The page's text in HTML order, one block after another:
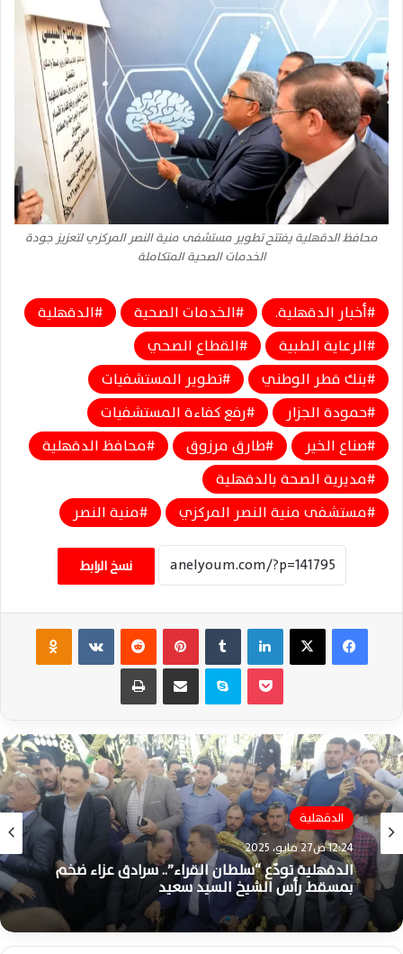
محافظ الدقهلية يفتتح تطوير مستشفى منية النصر المركزي لتعزيز جودة
الخدمات الصحية المتكاملة
أخبار الدقهلية. الخدمات الصحية
الدقهلية
الرعاية الطبية
القطاع الصحي
بنك قطر الوطني
تطوير المستشفيات
حمودة الجزار
رفع كفاءة المستشفيات
صناع الخير
طارق مرزوق
محافظ الدقهلية
مديرية الصحة بالدقهلية
مستشفى منية النصر المركزي
منية النصر
نسخ الرابط
فيسبوك ‫X لينكدإن بينتيريست ‏VKontakte
سكايب مشاركة عبر البريد طباعة
الدقهلية
12:24 ص27 مايو، 2025
الدقهلية
12:58 ص2 يونيو، 2024
عاجل .. محافظه الدقهلية.. يعتمد نتيجة الصف
الثالث الإعدادي وبنسبة النجاح تصل 93.7%